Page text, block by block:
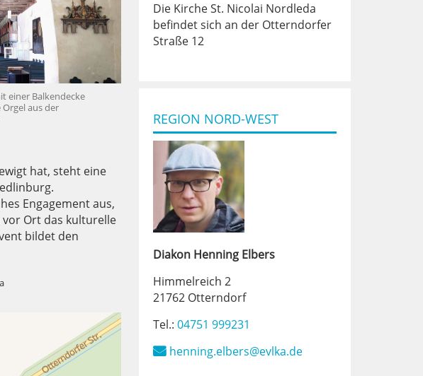
einer Balkendecke
aus der
hat, steht eine
Engagement aus,
Ort das kulturelle
bildet den
Die Kirche St. Nicolai Nordleda
befindet sich an der Otterndorfer
Straße 12
REGION NORD-WEST
Diakon Henning Elbers
Himmelreich 2
21762 Otterndorf
Tel.: 04751 999231
henning.elbers@evlka.de